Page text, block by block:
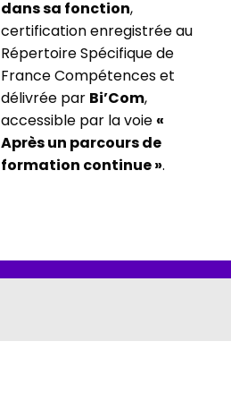
dans sa fonction,
certification enregistrée au
Répertoire Spécifique de
France Compétences et
délivrée par Bi’Com,
accessible par la voie «
Après un parcours de
formation continue ».